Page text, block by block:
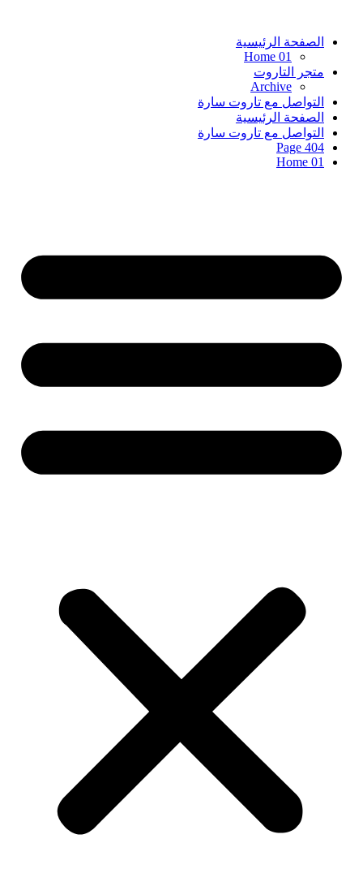
الصفحة الرئيسية
Home 01
متجر التاروت
Archive
التواصل مع تاروت سارة
الصفحة الرئيسية
التواصل مع تاروت سارة
404 Page
Home 01